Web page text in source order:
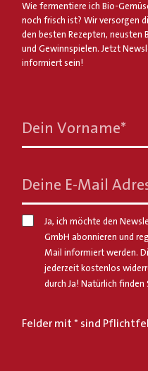
Wie fermentiere ich Bio-
noch frisch ist? Wir versorgen
den besten Rezepten, neusten
und Gewinnspielen. Jetzt
informiert sein!
Dein Vorname*
Deine E-Mail
Ja, ich möchte den
GmbH abonnieren und
Mail informiert werden.
jederzeit kostenlos
durch Ja! Natürlich finden
Felder mit * sind